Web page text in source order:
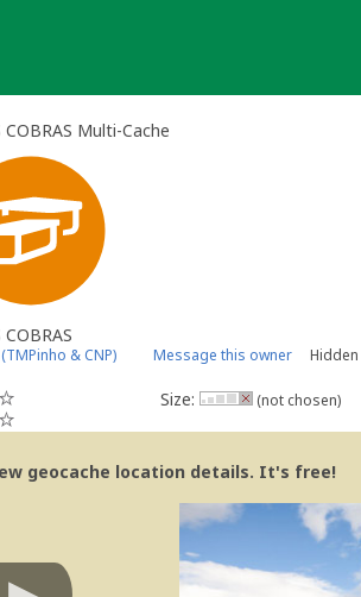
Multi-Cache
(TMPinho & CNP) Message this owner
Size: (not chosen)
geocache location details. It's free!